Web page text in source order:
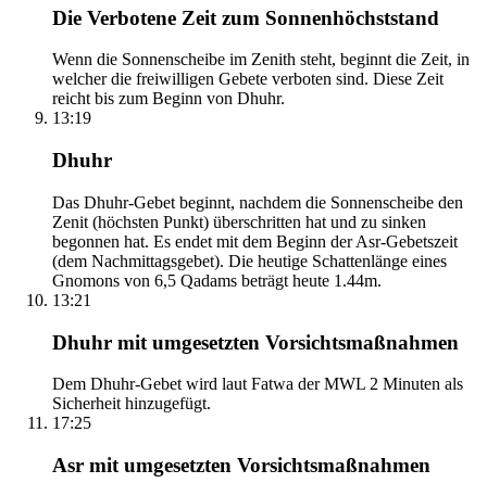
Die Verbotene Zeit zum Sonnenhöchststand
Wenn die Sonnenscheibe im Zenith steht, beginnt die Zeit, in
welcher die freiwilligen Gebete verboten sind. Diese Zeit
reicht bis zum Beginn von Dhuhr.
13:19
Dhuhr
Das Dhuhr-Gebet beginnt, nachdem die Sonnenscheibe den
Zenit (höchsten Punkt) überschritten hat und zu sinken
begonnen hat. Es endet mit dem Beginn der Asr-Gebetszeit
(dem Nachmittagsgebet). Die heutige Schattenlänge eines
Gnomons von 6,5 Qadams beträgt heute 1.44m.
13:21
Dhuhr mit umgesetzten Vorsichtsmaßnahmen
Dem Dhuhr-Gebet wird laut Fatwa der MWL 2 Minuten als
Sicherheit hinzugefügt.
17:25
Asr mit umgesetzten Vorsichtsmaßnahmen